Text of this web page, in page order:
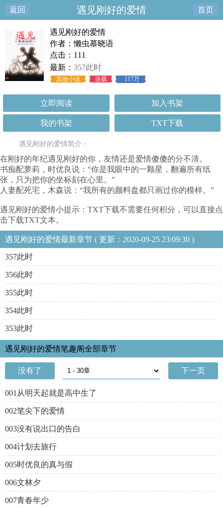
返回 遇见刚好的爱情 首页
遇见刚好的爱情
作者：懒虫慕晓语
点击：111
最新： 357此时
其他小说 连载 117万
立即阅读 加入书架
我的书架 TXT下载
遇见刚好的爱情简介：
在刚好的年纪遇见刚好的你，友情还是爱情傻傻的分不清。
书痴配萝莉，时优良说：“你是我眼中的一颗星，翻遍所有纸
张，只为把你的坐标刻在心里。”
人妻配死宅，木森说：“我所有的颜料盘都只画过你的模样。”
遇见刚好的爱情小提示：TXT下载不需要任何积分，可以直接点
击下载TXT文本。
遇见刚好的爱情最新章节 ( 更新：2020-09-25 23:09:30 )
357此时
356此时
355此时
354此时
353此时
遇见刚好的爱情笔趣阁全部章节
没有了 下一页
001从明天起就是高中生了
002笔尖下的爱情
003没有说出口的告白
004计划去旅行
005时优良的真与假
006文林夕
007青春年少